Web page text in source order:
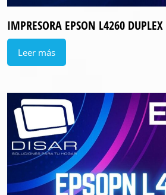
IMPRESORA EPSON L4260 DUPLEX
Leer más